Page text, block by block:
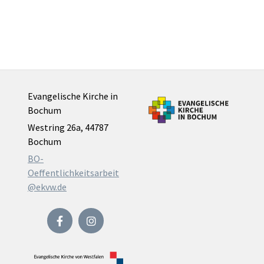
Evangelische Kirche in
Bochum
Westring 26a, 44787
Bochum
BO-
Oeffentlichkeitsarbeit
@ekvw.de